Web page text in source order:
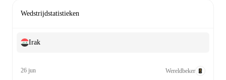
Wedstrijdstatistieken
Irak
26 jun
Wereldbeker